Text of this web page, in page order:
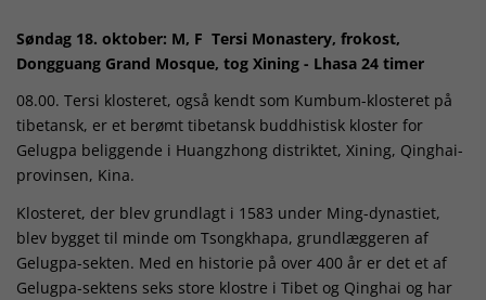
Søndag 18. oktober: M, F Tersi Monastery, frokost,
Dongguang Grand Mosque, tog Xining - Lhasa 24 timer
08.00. Tersi klosteret, også kendt som Kumbum-klosteret på
tibetansk, er et berømt tibetansk buddhistisk kloster for
Gelugpa beliggende i Huangzhong distriktet, Xining, Qinghai-
provinsen, Kina.
Klosteret, der blev grundlagt i 1583 under Ming-dynastiet,
blev bygget til minde om Tsongkhapa, grundlæggeren af ​​
Gelugpa-sekten. Med en historie på over 400 år er det et af
Gelugpa-sektens seks store klostre i Tibet og Qinghai og har